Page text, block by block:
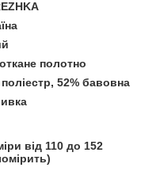
полотно
52% бавовна
від 110 до 152